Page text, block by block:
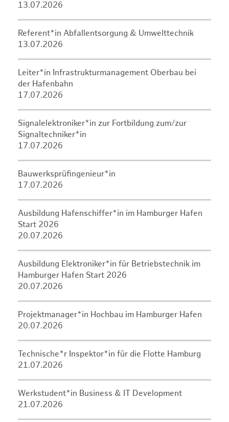
13.07.2026
Referent*in Abfallentsorgung & Umwelttechnik
13.07.2026
Leiter*in Infrastrukturmanagement Oberbau bei
der Hafenbahn
17.07.2026
Signalelektroniker*in zur Fortbildung zum/zur
Signaltechniker*in
17.07.2026
Bauwerksprüfingenieur*in
17.07.2026
Ausbildung Hafenschiffer*in im Hamburger Hafen
Start 2026
20.07.2026
Ausbildung Elektroniker*in für Betriebstechnik im
Hamburger Hafen Start 2026
20.07.2026
Projektmanager*in Hochbau im Hamburger Hafen
20.07.2026
Technische*r Inspektor*in für die Flotte Hamburg
21.07.2026
Werkstudent*in Business & IT Development
21.07.2026